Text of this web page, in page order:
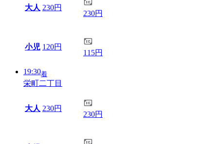
大人 230円
230円
小児 120円
115円
19:30着
栄町二丁目
大人 230円
230円